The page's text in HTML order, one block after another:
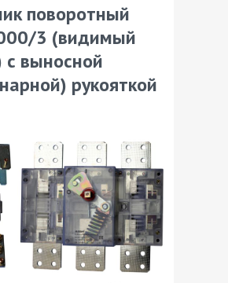
поворотный
3 (видимый
с выносной
рукояткой